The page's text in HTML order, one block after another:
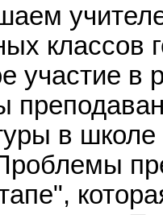
классов
участие в
в школе